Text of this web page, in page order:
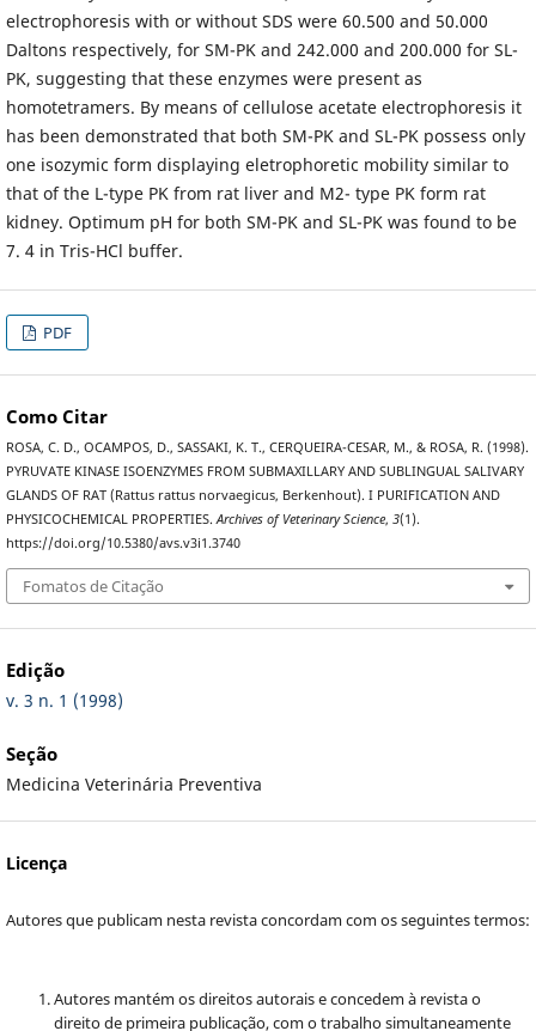
electrophoresis with or without SDS were 60.500 and 50.000
Daltons respectively, for SM-PK and 242.000 and 200.000 for SL-
PK, suggesting that these enzymes were present as
homotetramers. By means of cellulose acetate electrophoresis it
has been demonstrated that both SM-PK and SL-PK possess only
one isozymic form displaying eletrophoretic mobility similar to
that of the L-type PK from rat liver and M2- type PK form rat
kidney. Optimum pH for both SM-PK and SL-PK was found to be
7. 4 in Tris-HCl buffer.
PDF
Como Citar
ROSA, C. D., OCAMPOS, D., SASSAKI, K. T., CERQUEIRA-CESAR, M., & ROSA, R. (1998).
PYRUVATE KINASE ISOENZYMES FROM SUBMAXILLARY AND SUBLINGUAL SALIVARY
GLANDS OF RAT (Rattus rattus norvaegicus, Berkenhout). I PURIFICATION AND
PHYSICOCHEMICAL PROPERTIES.Archives of Veterinary Science, 3(1).
https://doi.org/10.5380/avs.v3i1.3740
Fomatos de Citação
Edição
v. 3 n. 1 (1998)
Seção
Medicina Veterinária Preventiva
Licença
Autores que publicam nesta revista concordam com os seguintes termos:
Autores mantém os direitos autorais e concedem à revista o
direito de primeira publicação, com o trabalho simultaneamente